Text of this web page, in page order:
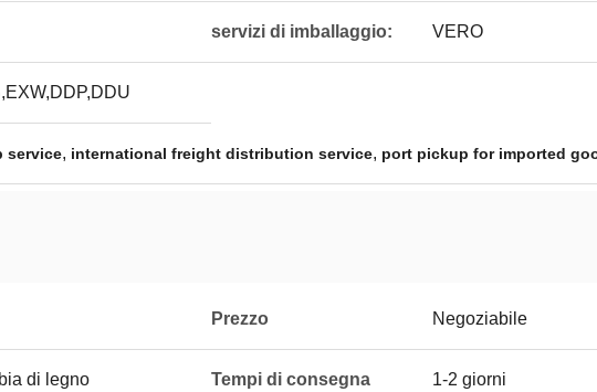
servizi di imballaggio: VERO
service, international freight distribution service, port pickup for imported
Prezzo Negoziabile
di legno Tempi di consegna 1-2 giorni